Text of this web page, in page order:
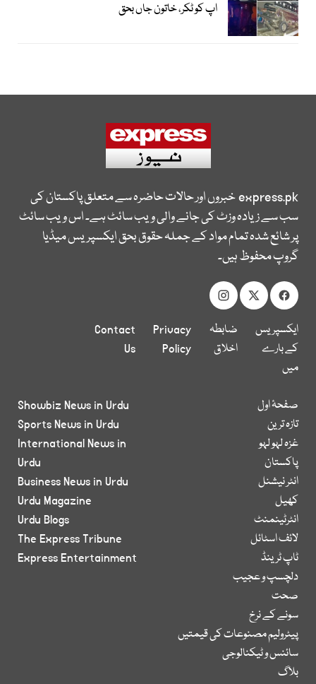
اپ کو ٹکر، خاتون جاں بحق
express.pkخبروں اور حالات حاضرہ سے متعلق پاکستان کی
سب سے زیادہ وزٹ کی جانے والی ویب سائٹ ہے۔ اس ویب سائٹ
پر شائع شدہ تمام مواد کے جملہ حقوق بحق ایکسپریس میڈیا
گروپ محفوظ ہیں۔
ایکسپریس
کے بارے
میں
ضابطہ
اخلاق
Privacy
Policy
Contact
Us
صفحۂ اول
تازہ ترین
غزہ لہو لہو
پاکستان
انٹر نیشنل
کھیل
انٹرٹینمنٹ
لائف اسٹائل
ٹاپ ٹرینڈ
دلچسپ و عجیب
صحت
سونے کے نرخ
پیٹرولیم مصنوعات کی قیمتیں
سائنس و ٹیکنالوجی
بلاگ
Showbiz News in Urdu
Sports News in Urdu
International News in
Urdu
Business News in Urdu
Urdu Magazine
Urdu Blogs
The Express Tribune
Express Entertainment